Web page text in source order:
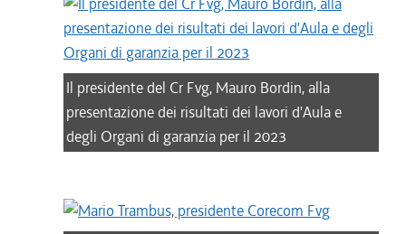
Il presidente del Cr Fvg, Mauro Bordin, alla
presentazione dei risultati dei lavori d'Aula e
degli Organi di garanzia per il 2023